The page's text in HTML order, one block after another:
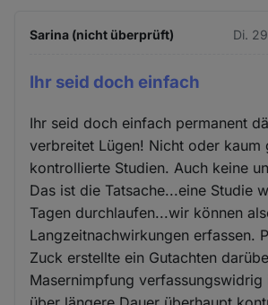
Sarina (nicht überprüft) Di.
Ihr seid doch einfach
Ihr seid doch einfach permanent
verbreitet Lügen! Nicht oder kaum
kontrollierte Studien. Auch keine
Das ist die Tatsache...eine Studie
Tagen durchlaufen...wir können
Langzeitnachwirkungen erfassen.
Zuck erstellte ein Gutachten
Masernimpfung